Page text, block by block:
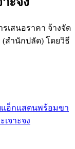
อ็กเเสตนพร้อมขา
จาะจง